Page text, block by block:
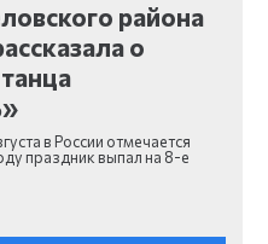
района
о
в России отмечается
праздник выпал на 8-е